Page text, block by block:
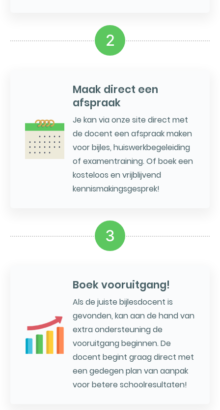
2
Maak direct een
afspraak
Je kan via onze site direct met
de docent een afspraak maken
voor bijles, huiswerkbegeleiding
of examentraining. Of boek een
kosteloos en vrijblijvend
kennismakingsgesprek!
3
Boek vooruitgang!
Als de juiste bijlesdocent is
gevonden, kan aan de hand van
extra ondersteuning de
vooruitgang beginnen. De
docent begint graag direct met
een gedegen plan van aanpak
voor betere schoolresultaten!